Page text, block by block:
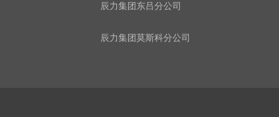
辰力集团东吕分公司
辰力集团莫斯科分公司